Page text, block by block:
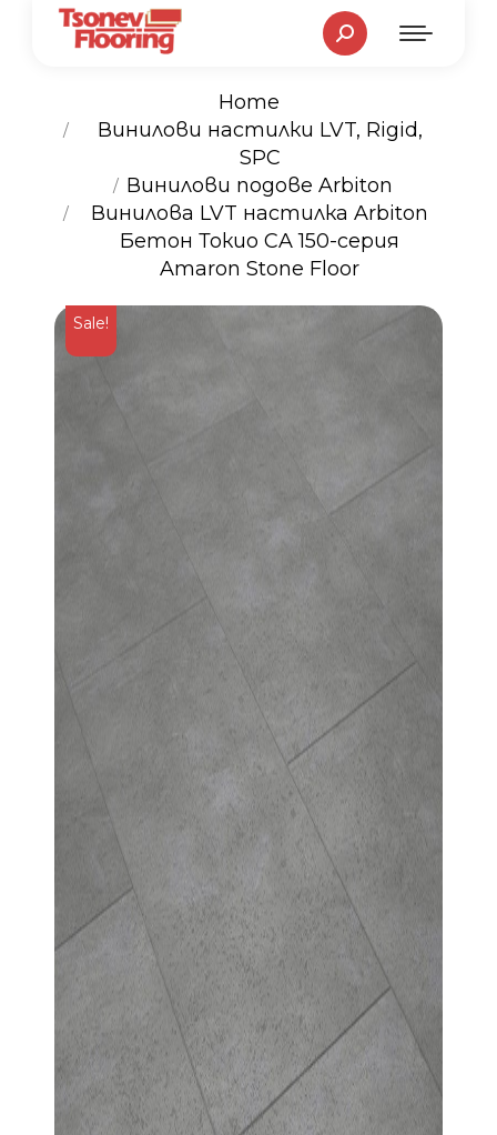
Search:
You are here:
Home
Винилови настилки LVT, Rigid,
SPC
Винилови подове Arbiton
Винилова LVT настилка Arbiton
Бетон Токио CA 150-серия
Amaron Stone Floor
Sale!